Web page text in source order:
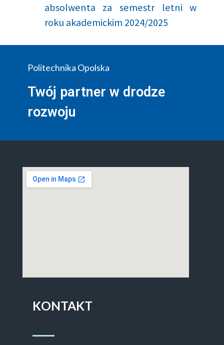
absolwenta za semestr letni w
roku akademickim 2024/2025
Politechnika Opolska
Twój partner w drodze
rozwoju
KONTAKT